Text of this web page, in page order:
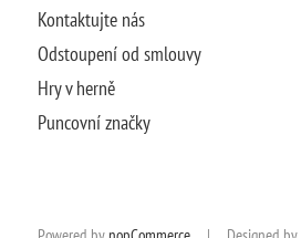
Kontaktujte nás
Odstoupení od smlouvy
Hry v herně
Puncovní značky